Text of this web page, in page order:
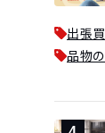
出張
品物